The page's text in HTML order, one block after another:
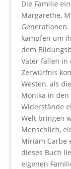
Die Familie
Margarethe,
kämpfen um
dem
Väter fallen in
Zerwürfnis
Westen, als
Monika in den
Widerstände
Welt bringen
Menschlich,
Miriam Carbe
dieses Buch
eigenen